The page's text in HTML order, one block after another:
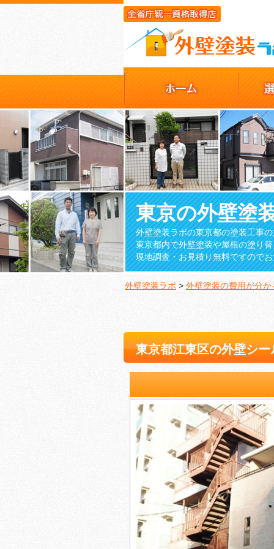
東京の外壁塗
外壁塗装ラボの東京都の塗装工事
東京都内で外壁塗装や屋根の塗り
現地調査・お見積り無料ですので
外壁塗装ラボ > 外壁塗装の費用が分
東京都江東区の外壁シ